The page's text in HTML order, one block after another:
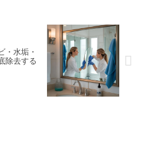
・水垢・
除去する